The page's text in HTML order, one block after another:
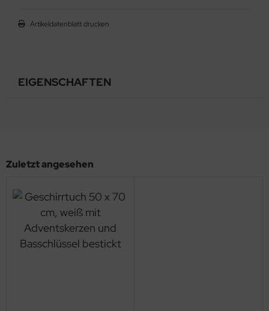
Artikeldatenblatt drucken
EIGENSCHAFTEN
Zuletzt angesehen